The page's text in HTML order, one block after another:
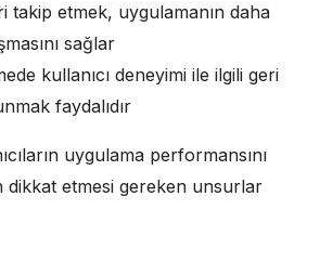
takip etmek, uygulamanın daha
sağlar
kullanıcı deneyimi ile ilgili geri
faydalıdır
uygulama performansını
dikkat etmesi gereken unsurlar